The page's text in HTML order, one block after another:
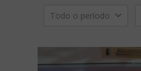
Todo o período